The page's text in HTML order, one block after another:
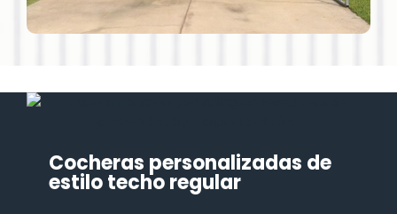
Cocheras personalizadas de
estilo techo regular